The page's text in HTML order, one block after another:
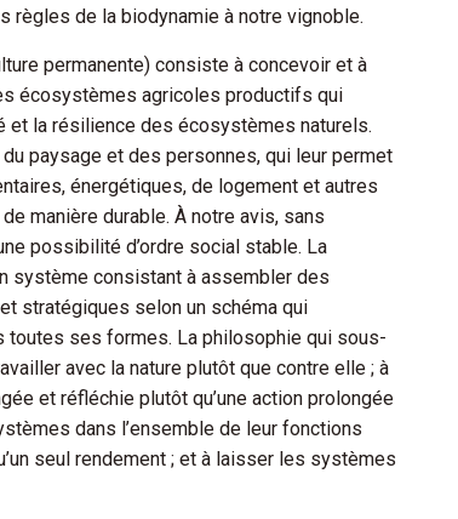
règles de la biodynamie à notre vignoble.
permanente) consiste à concevoir et à
écosystèmes agricoles productifs qui
et la résilience des écosystèmes naturels.
paysage et des personnes, qui leur permet
énergétiques, de logement et autres
manière durable. À notre avis, sans
possibilité d’ordre social stable. La
système consistant à assembler des
stratégiques selon un schéma qui
toutes ses formes. La philosophie qui sous-
avec la nature plutôt que contre elle ; à
et réfléchie plutôt qu’une action prolongée
dans l’ensemble de leur fonctions
seul rendement ; et à laisser les systèmes